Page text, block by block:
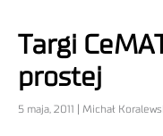
Targi
prostej
5 maja, 2011 | Michał